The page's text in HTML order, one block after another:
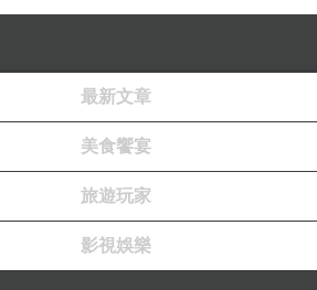
最新文章
美食饗宴
旅遊玩家
影視娛樂